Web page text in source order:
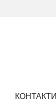
КОНТАКТИ